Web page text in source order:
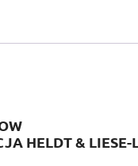
HELDT & LIESE-